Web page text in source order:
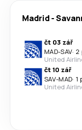
Madrid-
čt 03 zář
MAD-SAV· 2
United
čt 10 zář
SAV-MAD· 1
United